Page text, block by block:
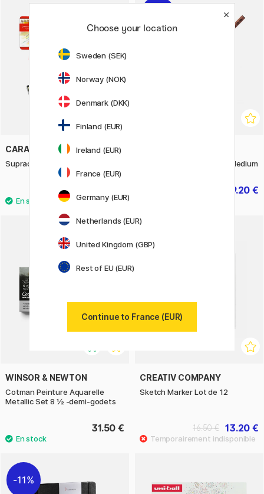
CARAN D'ACHE
Supracolor Aquarelle lot de 120 Cartoonist Menso Brush Medium
9.20 €
WINSOR & NEWTON
Cotman Peinture Aquarelle
Metallic Set 8 ½ -demi-godets
31.50 €
20%
CREATIV COMPANY
Sketch Marker Lot de 12
13.20 €
16.50 €
11%
Choose your location
Sweden (SEK)
Norway (NOK)
Denmark (DKK)
Finland (EUR)
Ireland (EUR)
France (EUR)
Germany (EUR)
Netherlands (EUR)
United Kingdom (GBP)
Rest of EU (EUR)
Continue to France (EUR)